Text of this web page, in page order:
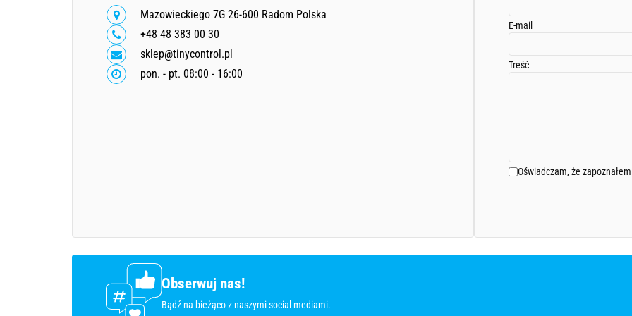
Mazowieckiego 7G 26-600 Radom Polska
+48 48 383 00 30
sklep@tinycontrol.pl
pon. - pt. 08:00 - 16:00
E-mail
Treść
Oświadczam, że
Obserwuj nas!
Bądź na bieżąco z naszymi social mediami.